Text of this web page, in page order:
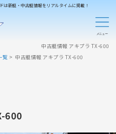
新艇・中古艇情報をリアルタイムに掲載！
中古艇情報 アキプラ TX-600
覧 中古艇情報 アキプラ TX-600
600